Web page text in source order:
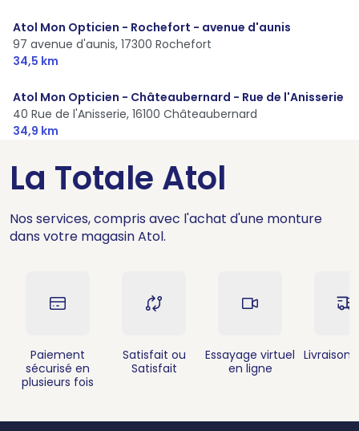
Atol Mon Opticien - Rochefort - avenue d'aunis
97 avenue d'aunis, 17300 Rochefort
34,5 km
Atol Mon Opticien - Châteaubernard - Rue de l'Anisserie
40 Rue de l'Anisserie, 16100 Châteaubernard
34,9 km
La Totale Atol
Nos services, compris avec l'achat d'une monture
dans votre magasin Atol.
Paiement
sécurisé en
plusieurs fois
Satisfait ou
Satisfait
Essayage virtuel
en ligne
Livraison